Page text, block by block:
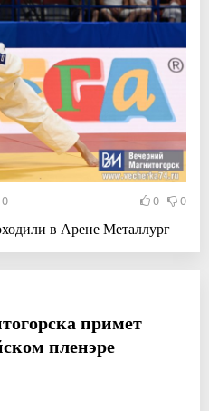
0 0
в Арене Металлург
примет
пленэре